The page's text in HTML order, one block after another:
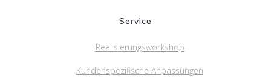
Service
Realisierungsworkshop
Kundenspezifische Anpassungen